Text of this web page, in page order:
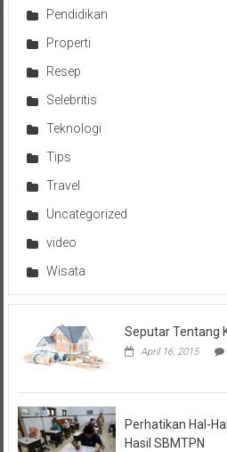
Pendidikan
Properti
Resep
Selebritis
Teknologi
Tips
Travel
Uncategorized
video
Wisata
Seputar Tentang
April 16, 2015
Perhatikan Hal-
Hasil SBMTPN